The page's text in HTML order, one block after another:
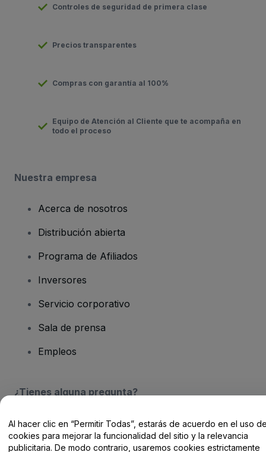
Controles de seguridad de primera clase
Precios transparentes
Compras con garantía al 100%
Equipo de Atención al Cliente que te acompaña en
todo el proceso
Nuestra empresa
Acerca de nosotros
Distribución abierta
Programa de Afiliados
Inversores
Servicio corporativo
Sala de prensa
Empleos
¿Tienes alguna pregunta?
Centro de Ayuda / Contacto
Al hacer clic en “Permitir Todas”, estarás de acuerdo en el uso
cookies para mejorar la funcionalidad del sitio y la relevancia
publicitaria. De modo contrario, usaremos cookies estrictamente